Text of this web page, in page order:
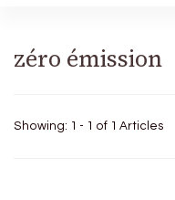
zéro émission
Showing: 1 - 1 of 1 Articles